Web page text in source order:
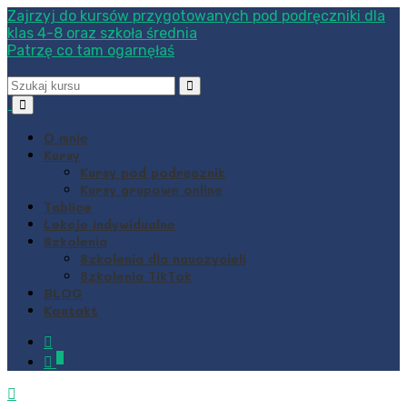
Zajrzyj do kursów przygotowanych pod podręczniki dla
klas 4-8 oraz szkoła średnia
Patrzę co tam ogarnęłaś
O mnie
Kursy
Kursy pod podręcznik
Kursy grupowe online
Tablice
Lekcje indywidualne
Szkolenia
Szkolenia dla nauczycieli
Szkolenia TikTok
BLOG
Kontakt